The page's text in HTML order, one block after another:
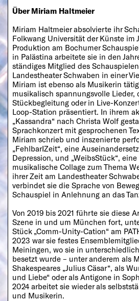
Über Miriam Haltmeier
Miriam Haltmeier absolvierte ihr
Folkwang Universität der Künste im
Produktion am Bochumer
in Palästina arbeitete sie in den
ständiges Mitglied des
Landestheater Schwaben in einer
Miriam ist ebenso als Musikerin
musikalisch spannungsvolle Lieder,
Stückbegleitung oder in Live-
Loop-Station präsentiert. In ihrem
„Kassandra“ nach Christa Wolf
Sprachkonzert mit gesprochenen
Miriam schrieb und inszenierte
„FehlbarIZeit“, eine
Depression, und „WeibsStück“,
musikalische Collage zum Thema
ihrer Zeit am Landestheater
verbindet sie die Sprache von
Schauspiel in Anlehnung an das
Von 2019 bis 2021 führte sie diese
Szene in und um München fort,
Stück „Comm-Unity-Cation“ am
2023 war sie festes
Meiningen, wo sie in
besetzt wurde – unter anderem als
Shakespeares „Julius Cäsar“, als
und Liebe“ oder als Antigone in
2024 arbeitet sie wieder als
und Musikerin.